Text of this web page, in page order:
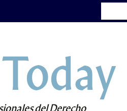
Today